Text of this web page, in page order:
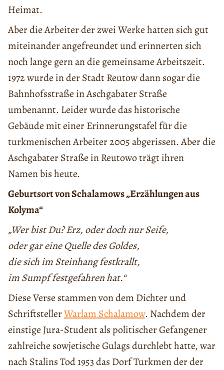
Heimat.
Aber die Arbeiter der zwei Werke hatten sich gut
miteinander angefreundet und erinnerten sich
noch lange gern an die gemeinsame Arbeitszeit.
1972 wurde in der Stadt Reutow dann sogar die
Bahnhofsstraße in Aschgabater Straße
umbenannt. Leider wurde das historische
Gebäude mit einer Erinnerungstafel für die
turkmenischen Arbeiter 2005 abgerissen. Aber die
Aschgabater Straße in Reutowo trägt ihren
Namen bis heute.
Geburtsort von Schalamows „Erzählungen aus
Kolyma“
„Wer bist Du? Erz, oder doch nur Seife,
oder gar eine Quelle des Goldes,
die sich im Steinhang festkrallt,
im Sumpf festgefahren hat.“
Diese Verse stammen von dem Dichter und
SchriftstellerWarlam Schalamow. Nachdem der
einstige Jura-Student als politischer Gefangener
zahlreiche sowjetische Gulags durchlebt hatte, war
nach Stalins Tod 1953 das Dorf Turkmen der der